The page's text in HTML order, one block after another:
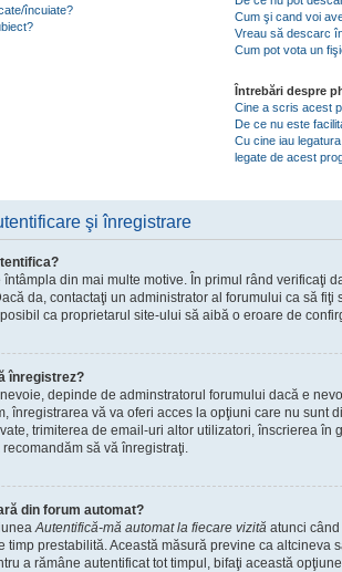
încuiate?
Cum şi cand voi
Vreau să descarc
Cum pot vota un
Întrebări despre
Cine a scris acest
De ce nu este
Cu cine iau
legate de acest
şi înregistrare
întâmpla din mai multe motive. În primul rând verificaţi
da, contactaţi un administrator al forumului ca să fiţi
ca proprietarul site-ului să aibă o eroare de
înregistrez?
depinde de adminstratorul forumului dacă e
înregistrarea vă va oferi acces la opţiuni care nu sunt
trimiterea de email-uri altor utilizatori, înscrierea în
să vă înregistraţi.
din forum automat?
Autentifică-mă automat la fiecare vizită atunci
timp prestabilită. Această măsură previne ca altcineva
a rămâne autentificat tot timpul, bifaţi această